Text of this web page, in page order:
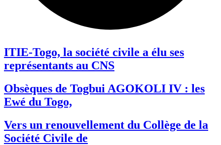
ITIE-Togo, la société civile a élu ses
représentants au CNS
Obsèques de Togbui AGOKOLI IV : les
Ewé du Togo,
Vers un renouvellement du Collège de la
Société Civile de